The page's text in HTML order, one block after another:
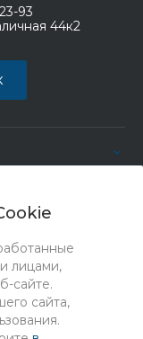
лицами,
сайте.
сайта,
93
44к2